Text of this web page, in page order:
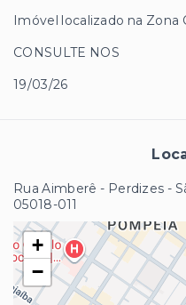
Imóvel localizado na Zona
CONSULTE NOS
19/03/26
Rua Aimberê - Perdizes -
05018-011
+
−